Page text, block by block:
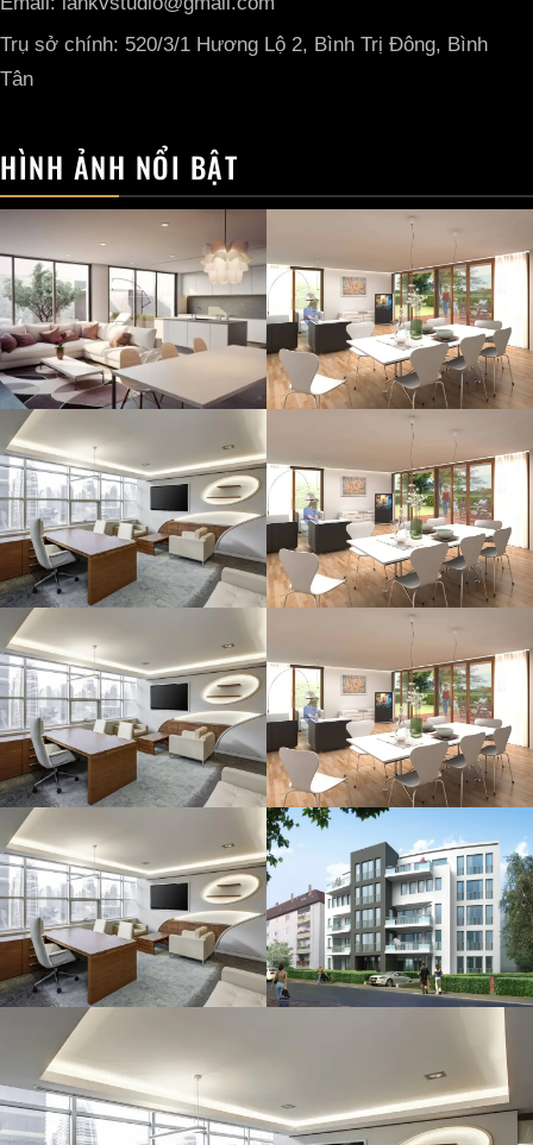
Trụ sở chính: 520/3/1 Hương Lộ 2, Bình Trị Đông, Bình
Tân
HÌNH ẢNH NỔI BẬT